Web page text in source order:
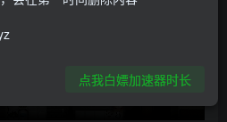
点我白嫖加速器时长